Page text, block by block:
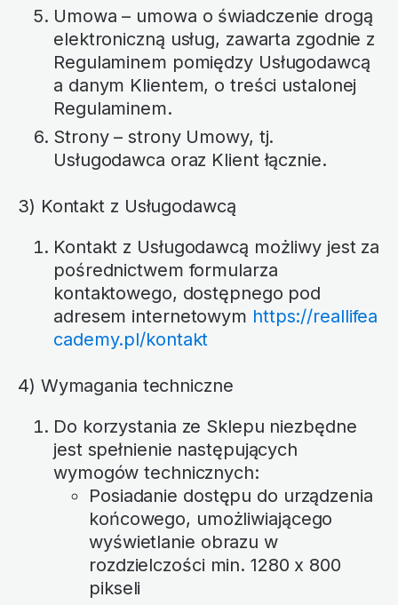
Umowa – umowa o świadczenie drogą
elektroniczną usług, zawarta zgodnie z
Regulaminem pomiędzy Usługodawcą
a danym Klientem, o treści ustalonej
Regulaminem.
Strony – strony Umowy, tj.
Usługodawca oraz Klient łącznie.
3) Kontakt z Usługodawcą
Kontakt z Usługodawcą możliwy jest za
pośrednictwem formularza
kontaktowego, dostępnego pod
adresem internetowym https://reallifea
cademy.pl/kontakt
4) Wymagania techniczne
Do korzystania ze Sklepu niezbędne
jest spełnienie następujących
wymogów technicznych:
Posiadanie dostępu do urządzenia
końcowego, umożliwiającego
wyświetlanie obrazu w
rozdzielczości min. 1280 x 800
pikseli